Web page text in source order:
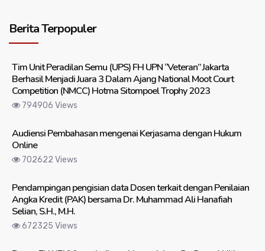
Berita Terpopuler
Tim Unit Peradilan Semu (UPS) FH UPN “Veteran” Jakarta
Berhasil Menjadi Juara 3 Dalam Ajang National Moot Court
Competition (NMCC) Hotma Sitompoel Trophy 2023
794906 Views
Audiensi Pembahasan mengenai Kerjasama dengan Hukum
Online
702622 Views
Pendampingan pengisian data Dosen terkait dengan Penilaian
Angka Kredit (PAK) bersama Dr. Muhammad Ali Hanafiah
Selian, S.H., M.H.
672325 Views